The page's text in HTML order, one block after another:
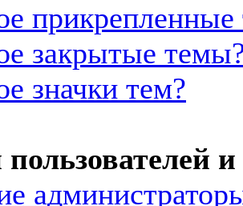
закрытые
значки тем?